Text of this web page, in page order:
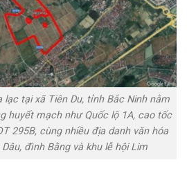
lạc tại xã Tiên Du, tỉnh Bắc Ninh nằm
huyết mạch như Quốc lộ 1A, cao tốc
295B, cùng nhiều địa danh văn hóa
đình Bằng và khu lễ hội Lim